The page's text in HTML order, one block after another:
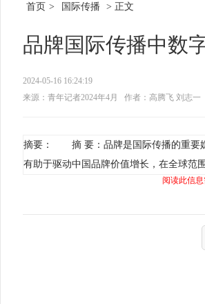
首页 > 国际传播 > 正文
品牌国际传播中数
2024-05-16 16:24:19
来源：青年记者2024年4月
作者：高腾飞 刘志一
摘要： 摘 要：品牌是国际传播的重要
有助于驱动中国品牌价值增长，在全球范
阅读此信